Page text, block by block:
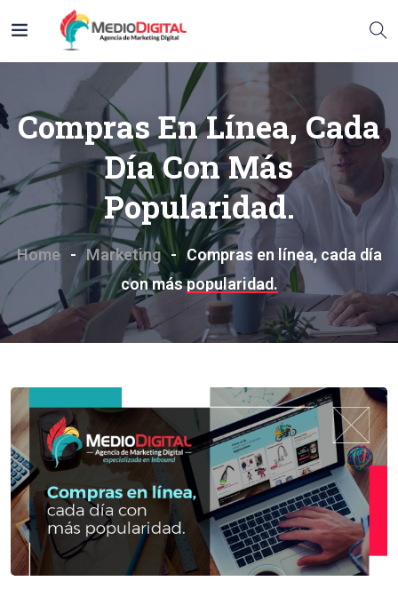
Compras En Línea, Cada
Día Con Más
Popularidad.
Home Marketing
Compras en línea, cada día
con más popularidad.